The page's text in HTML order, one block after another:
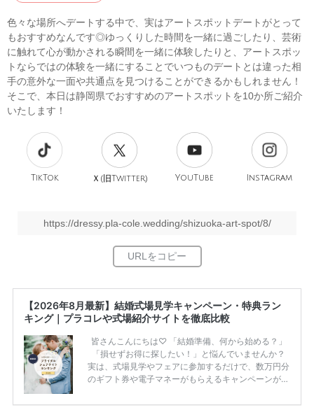
色々な場所へデートする中で、実はアートスポットデートがとって
もおすすめなんです◎ゆっくりした時間を一緒に過ごしたり、芸術
に触れて心が動かされる瞬間を一緒に体験したりと、アートスポッ
トならではの体験を一緒にすることでいつものデートとは違った相
手の意外な一面や共通点を見つけることができるかもしれません！
そこで、本日は静岡県でおすすめのアートスポットを10か所ご紹介
いたします！
TikTok Ｘ(旧Twitter) YouTube Instagram
https://dressy.pla-cole.wedding/shizuoka-art-spot/8/
【2026年8月最新】結婚式場見学キャンペーン・特典ラン
キング｜プラコレや式場紹介サイトを徹底比較
皆さんこんにちは♡ 「結婚準備、何から始める？」
「損せずお得に探したい！」と悩んでいませんか？
実は、式場見学やフェアに参加するだけで、数万円分
のギフト券や電子マネーがもらえるキャンペーンがあ
ため、比較せずに選ぶと損をしてしまうことも……。